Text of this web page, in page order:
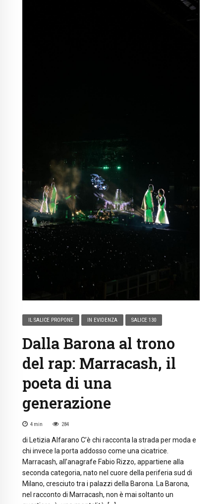
IL SALICE PROPONE IN EVIDENZA SALICE 130
Dalla Barona al trono
del rap: Marracash, il
poeta di una
generazione
4 min 284
di Letizia Alfarano C’è chi racconta la strada per moda e
chi invece la porta addosso come una cicatrice.
Marracash, all’anagrafe Fabio Rizzo, appartiene alla
seconda categoria, nato nel cuore della periferia sud di
Milano, cresciuto tra i palazzi della Barona. La Barona,
nel racconto di Marracash, non è mai soltanto un